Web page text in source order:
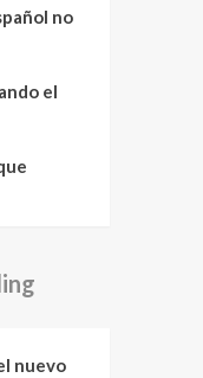
no
el
nuevo